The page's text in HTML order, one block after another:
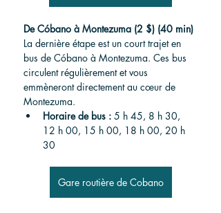
De Cóbano à Montezuma (2 $) (40 min)
La dernière étape est un court trajet en
bus de Cóbano à Montezuma. Ces bus
circulent régulièrement et vous
emmèneront directement au cœur de
Montezuma.
Horaire de bus : 5 h 45, 8 h 30,
12 h 00, 15 h 00, 18 h 00, 20 h
30
Gare routière de Cobano